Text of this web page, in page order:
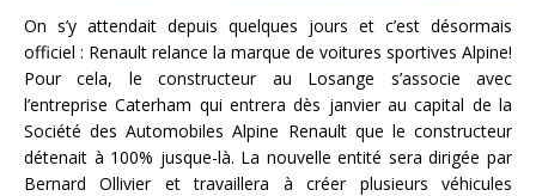
On s’y attendait depuis quelques jours et c’est désormais
officiel : Renault relance la marque de voitures sportives Alpine!
Pour cela, le constructeur au Losange s’associe avec
l’entreprise Caterham qui entrera dès janvier au capital de la
Société des Automobiles Alpine Renault que le constructeur
détenait à 100% jusque-là. La nouvelle entité sera dirigée par
Bernard Ollivier et travaillera à créer plusieurs véhicules